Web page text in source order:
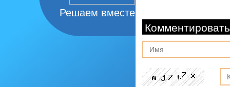
Решаем вместе
Комментировать